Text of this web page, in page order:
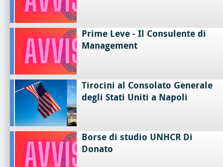
Prime Leve - Il Consulente di
Management
Tirocini al Consolato Generale
degli Stati Uniti a Napoli
Borse di studio UNHCR Di
Donato